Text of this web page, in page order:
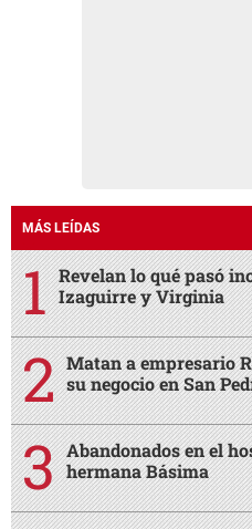
MÁS LEÍDAS
Revelan lo qué pasó
Izaguirre y Virginia
Matan a empresario
su negocio en San
Abandonados en el
hermana Básima